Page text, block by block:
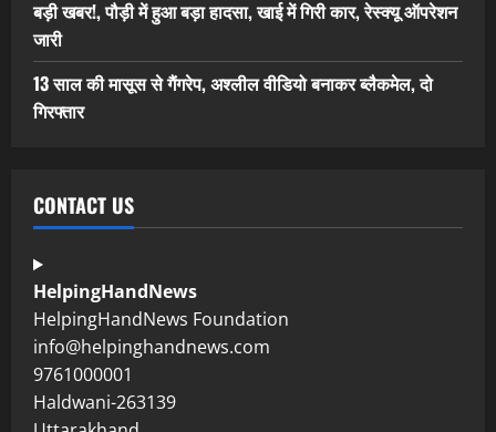
बड़ी खबर!, पौड़ी में हुआ बड़ा हादसा, खाई में गिरी कार, रेस्क्यू ऑपरेशन
जारी
13 साल की मासूस से गैंगरेप, अश्लील वीडियो बनाकर ब्लैकमेल, दो
गिरफ्तार
CONTACT US
HelpingHandNews
HelpingHandNews Foundation
info@helpinghandnews.com
9761000001
Haldwani-263139